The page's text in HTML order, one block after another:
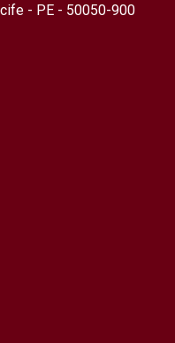
- PE - 50050-900